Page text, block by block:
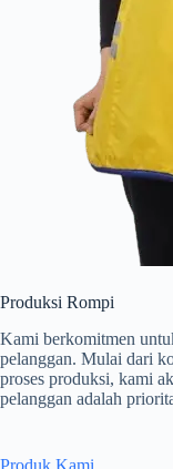
Produksi Rompi
Kami berkomitmen
pelanggan. Mulai dari
proses produksi, kami
pelanggan adalah
Produk Kami